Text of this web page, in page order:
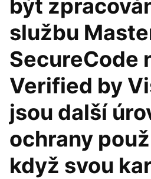
být
službu
SecureCode
Verified by
jsou další
ochrany
když svou